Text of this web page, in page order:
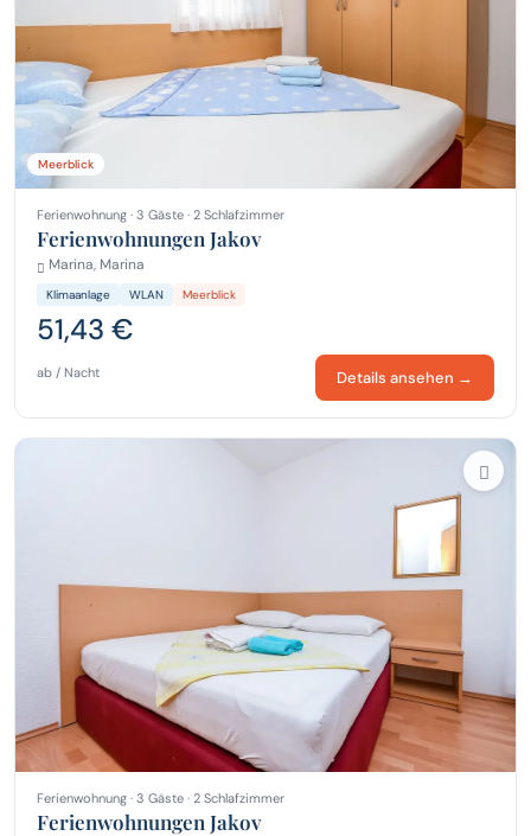
Meerblick
Ferienwohnung · 3 Gäste · 2 Schlafzimmer
Ferienwohnungen Jakov
Marina, Marina
Klimaanlage WLAN Meerblick
51,43 €
ab / Nacht Details ansehen →
Ferienwohnung · 3 Gäste · 2 Schlafzimmer
Ferienwohnungen Jakov